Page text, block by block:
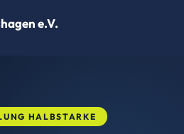
e.V.
HALBSTARKE